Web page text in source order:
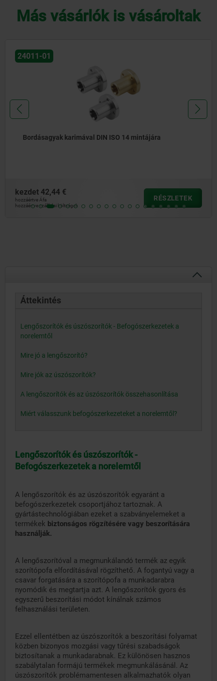
Más vásárlók is vásároltak
24011-01
Bordásagyak karimával DIN ISO 14 mintájára
kezdet 42,44 €
hozzáértve Áfa
hozzáértve szállítási költségek
RÉSZLETEK
Áttekintés
Lengőszorítók és úszószorítók - Befogószerkezetek a
norelemtől
Mire jó a lengőszorító?
Mire jók az úszószorítók?
A lengőszorítók és az úszószorítók összehasonlítása
Miért válasszunk befogószerkezeteket a norelemtől?
Lengőszorítók és úszószorítók -
Befogószerkezetek a norelemtől
A lengőszorítók és az úszószorítók egyaránt a
befogószerkezetek csoportjához tartoznak. A
gyártástechnológiában ezeket a szabványelemeket a
termékek biztonságos rögzítésére vagy beszorítására
használják.
A lengőszorítóval a megmunkálandó termék az egyik
szorítópofa elfordításával rögzíthető. A fogantyú vagy a
csavar forgatására a szorítópofa a munkadarabra
nyomódik és megtartja azt. A lengőszorítók gyors és
egyszerű beszorítási módot kínálnak számos
felhasználási területen.
Ezzel ellentétben az úszószorítók a beszorítási folyamat
közben bizonyos mozgási vagy tűrési szabadságok
biztosítanak a munkadarabnak. Ez különösen hasznos
szabálytalan formájú termékek megmunkálásánál. Az
úszószorítók problémamentesen alkalmazhatók olyan